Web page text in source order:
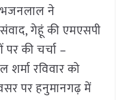
भजनलाल ने
गेहूं की एमएसपी
की चर्चा –
रविवार को
पर हनुमानगढ़ में